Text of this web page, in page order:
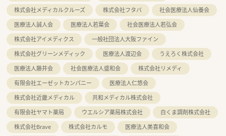
株式会社メディカルクルーズ
株式会社フタバ
社会医療法人仙養会
医療法人誠人会
医療法人若葉会
社会医療法人若弘会
株式会社アイメディクス
一般社団法人大阪ファイン
株式会社グリーンメディック
医療法人渡辺会
うえろく株式会社
医療法人藤井会
社会医療法人盛和会
株式会社リメディ
有限会社エーゼットカンパニー
医療法人仁悠会
株式会社近畿メディカル
共和メディカル株式会社
有限会社ヤマト薬局
ウエルシア薬局株式会社
白くま調剤株式会社
株式会社Brave
株式会社カルモ
医療法人美喜和会